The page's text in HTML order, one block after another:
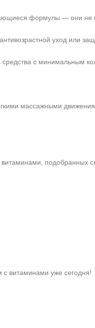
формулы — они не
уход или
с минимальным
массажными
с витаминами уже сегодня!
89